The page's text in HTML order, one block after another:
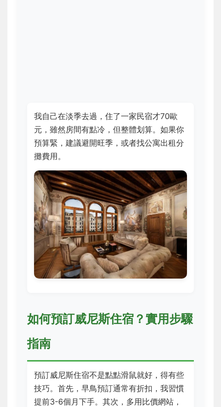
我自己在淡季去過，住了一家民宿才70歐
元，雖然房間有點冷，但整體划算。如果你
預算緊，建議避開旺季，或者找公寓出租分
攤費用。
如何預訂威尼斯住宿？實用步驟
指南
預訂威尼斯住宿不是點點滑鼠就好，得有些
技巧。首先，早鳥預訂通常有折扣，我習慣
提前3-6個月下手。其次，多用比價網站，